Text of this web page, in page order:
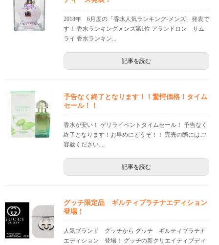
2018年 6月度の「香水人気ランキング-メンズ」発表で
す！ 香水ランキングメンズ第1位 アランドロン サム
ライ 香水ランキン...
記事を読む
予告なく終了となります！！驚愕価格！タイム
セール！！
香水が安い！ ゲリライベントタイムセール！ 予告なく
終了となります！お早めにどうぞ！！ 完売の際にはご
容赦ください...
記事を読む
グッチ限定品 ギルティプラチナエディション
登場！
人気ブランド グッチから グッチ ギルティプラチナ
エディション 登場！ グッチの新クリエイティブディ